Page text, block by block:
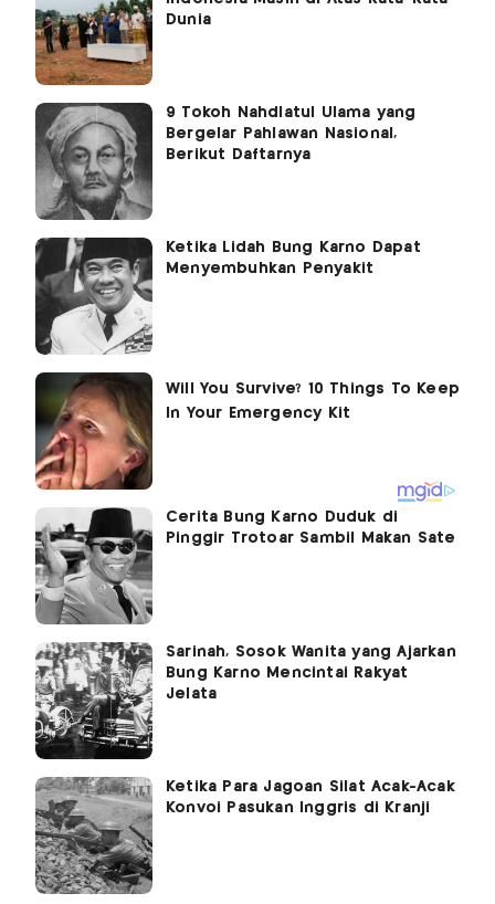
Dunia
9 Tokoh Nahdlatul Ulama yang
Bergelar Pahlawan Nasional,
Berikut Daftarnya
Ketika Lidah Bung Karno Dapat
Menyembuhkan Penyakit
Cerita Bung Karno Duduk di
Pinggir Trotoar Sambil Makan Sate
Sarinah, Sosok Wanita yang Ajarkan
Bung Karno Mencintai Rakyat
Jelata
Ketika Para Jagoan Silat Acak-Acak
Konvoi Pasukan Inggris di Kranji